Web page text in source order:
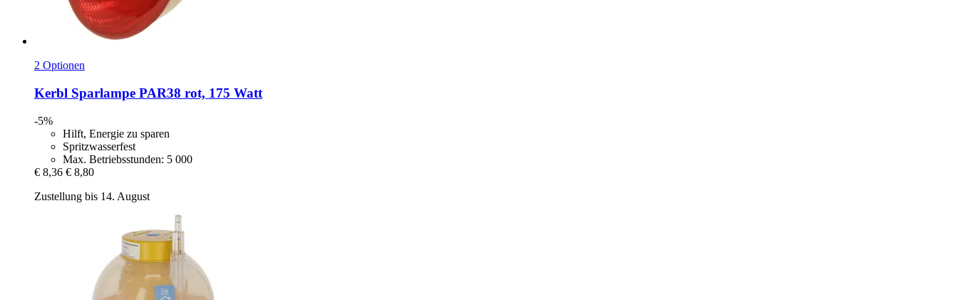
2 Optionen
Kerbl Sparlampe PAR38 rot, 175 Watt
-5%
Hilft, Energie zu sparen
Spritzwasserfest
Max. Betriebsstunden: 5 000
€ 8,36 € 8,80
Zustellung bis 14. August